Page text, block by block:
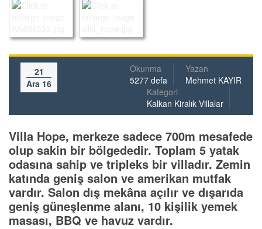
21
Ara 16
Yazan
Mehmet KAYIR
Okunma
5277 defa
Kategori
Kalkan Kiralık Villalar
Villa Hope, merkeze sadece 700m mesafede
olup sakin bir bölgededir. Toplam 5 yatak
odasına sahip ve tripleks bir villadır. Zemin
katında geniş salon ve amerikan mutfak
vardır. Salon dış mekâna açılır ve dışarıda
geniş güneşlenme alanı, 10 kişilik yemek
masası, BBQ ve havuz vardır.